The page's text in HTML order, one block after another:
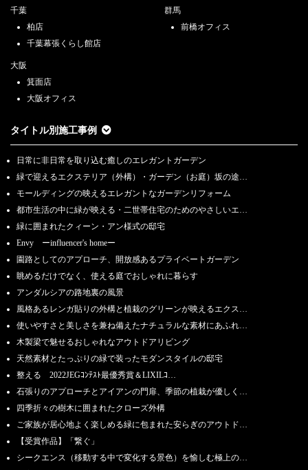
千葉
柏店
千葉幕張くらし館店
群馬
前橋オフィス
大阪
箕面店
大阪オフィス
タイトル別施工事例
日常に非日常を取り込む癒しのエレガントガーデン
緑で迎えるエクステリア（外構）・ガーデン（お庭）坂の途…
モールディングの映えるエレガントなガーデンリフォーム
都市生活の中に緑が映える・二世帯住宅のためのやさしいエ…
緑に囲まれたクィーン・アン様式の邸宅
Envy ーinfluencer's homeー
園路としてのアプローチ、開放感あるプライベートガーデン
眺めるだけでなく、使える庭でおしゃれに暮らす
アンダルシアの路地裏の風景
風格あるレンガ貼りの外構と植栽のグリーンが映えるエクス…
使いやすさと美しさを兼ね備えたナチュラルな素材にあふれ…
木製梁で魅せるおしゃれなアウトドアリビング
天然素材とたっぷりの緑で装ったモダンスタイルの邸宅
整える 2022JEGｺﾝﾃｽﾄ最優秀賞＆LIXILｺ…
石張りのアプローチとアイアンの門扉、季節の植栽が優しく…
四季折々の樹木に囲まれたクローズ外構
ご家族が居心地よく楽しめる緑に包まれた安らぎのアウトド…
【受賞作品】「繋ぐ」
シークエンス（移動する中で変化する景色）を愉しむ極上の…